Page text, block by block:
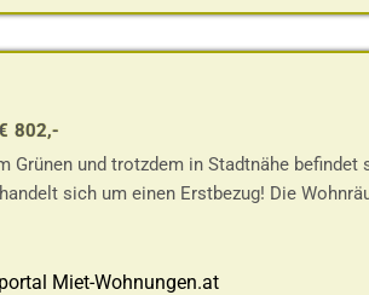
802,-
Grünen und trotzdem in Stadtnähe
sich um einen Erstbezug! Die
Miet-Wohnungen.at